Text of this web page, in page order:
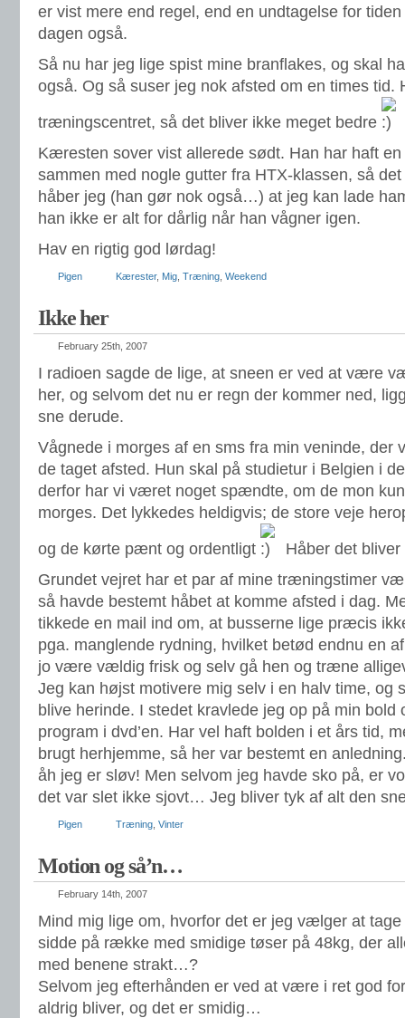
er vist mere end regel, end en undtagelse for
dagen også.
Så nu har jeg lige spist mine branflakes, og skal
også. Og så suser jeg nok afsted om en times tid.
træningscentret, så det bliver ikke meget bedre
Kæresten sover vist allerede sødt. Han har haft
sammen med nogle gutter fra HTX-klassen, så
håber jeg (han gør nok også…) at jeg kan lade
han ikke er alt for dårlig når han vågner igen.
Hav en rigtig god lørdag!
Pigen Kærester, Mig Træning Weekend
Ikke her
February 25th, 2007
I radioen sagde de lige, at sneen er ved at være
her, og selvom det nu er regn der kommer ned,
sne derude.
Vågnede i morges af en sms fra min veninde, der
de taget afsted. Hun skal på studietur i Belgien i
derfor har vi været noget spændte, om de mon
morges. Det lykkedes heldigvis; de store veje
og de kørte pænt og ordentligt
Håber det
Grundet vejret har et par af mine træningstimer
så havde bestemt håbet at komme afsted i dag.
tikkede en mail ind om, at busserne lige præcis
pga. manglende rydning, hvilket betød endnu en
jo være vældig frisk og selv gå hen og træne
Jeg kan højst motivere mig selv i en halv time, og
blive herinde. I stedet kravlede jeg op på min bold
program i dvd’en. Har vel haft bolden i et års tid,
brugt herhjemme, så her var bestemt en
åh jeg er sløv! Men selvom jeg havde sko på, er
det var slet ikke sjovt… Jeg bliver tyk af alt den
Pigen Træning Vinter
Motion og så’n…
February 14th, 2007
Mind mig lige om, hvorfor det er jeg vælger at
sidde på række med smidige tøser på 48kg, der
med benene strakt…?
Selvom jeg efterhånden er ved at være i ret god
aldrig bliver, og det er smidig…